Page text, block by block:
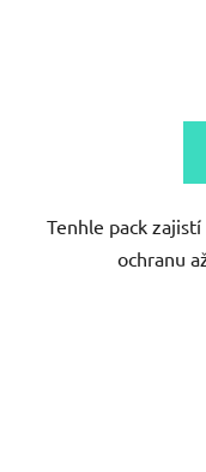
Tenhle pack
ochranu